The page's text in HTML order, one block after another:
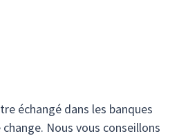
échangé dans les banques
Nous vous conseillons